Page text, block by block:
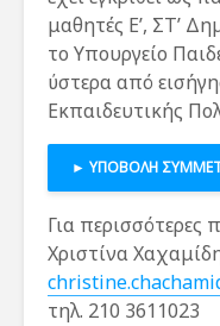
μαθητές Ε’, ΣΤ’
το Υπουργείο
ύστερα από
Εκπαιδευτικής
► ΥΠΟΒΟΛΗ
Για περισσότερες
Χριστίνα
τηλ. 210 3611023